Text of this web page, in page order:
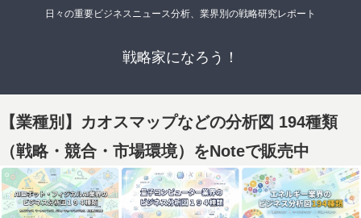
日々の重要ビジネスニュース分析、業界別の戦略研究レポート
戦略家になろう！
【業種別】カオスマップなどの分析図 194種類
（戦略・競合・市場環境）をNoteで販売中